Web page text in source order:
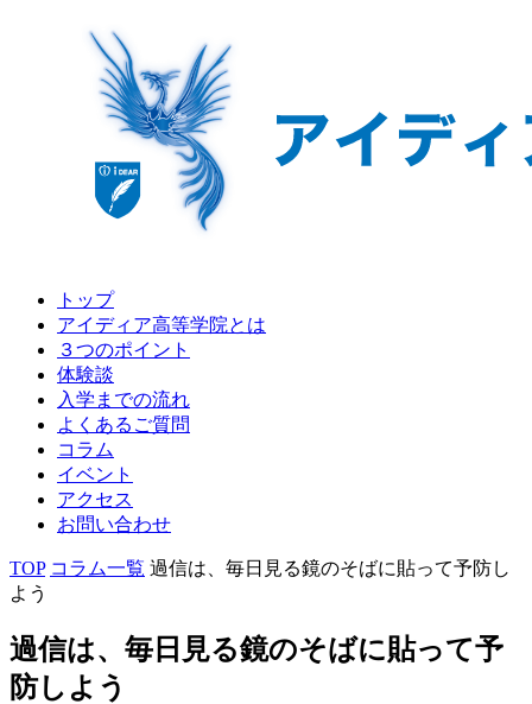
トップ
アイディア高等学院とは
３つのポイント
体験談
入学までの流れ
よくあるご質問
コラム
イベント
アクセス
お問い合わせ
TOP コラム一覧 過信は、毎日見る鏡のそばに貼って予防し
よう
過信は、毎日見る鏡のそばに貼って予
防しよう